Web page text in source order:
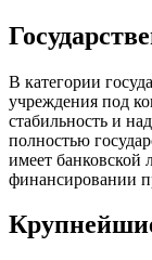
В категории
учреждения под
стабильность и
полностью
имеет банковской
финансировании